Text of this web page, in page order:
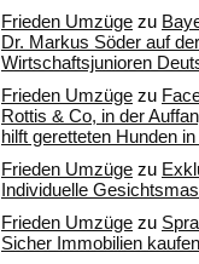
Frieden Umzüge zu
Dr. Markus Söder auf
Wirtschaftsjunioren
Frieden Umzüge zu
Rottis & Co, in der
hilft geretteten Hunden
Frieden Umzüge zu
Individuelle
Frieden Umzüge zu
Sicher Immobilien